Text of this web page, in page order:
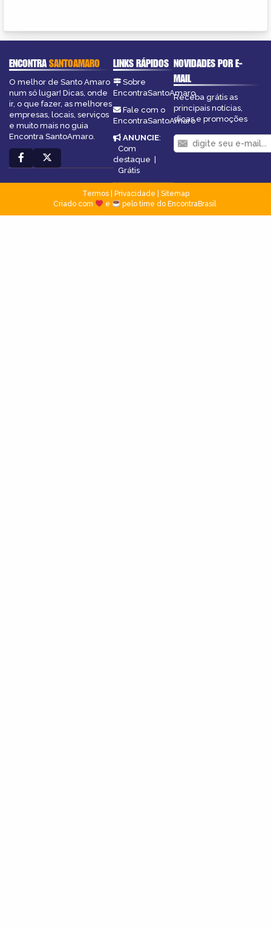
ENCONTRASANTOAMARO
O melhor de Santo Amaro
num só lugar! Dicas, onde
ir, o que fazer, as melhores
empresas, locais, serviços
e muito mais no guia
Encontra SantoAmaro.
LINKS RÁPIDOS
Sobre
EncontraSantoAmaro
Fale com o
EncontraSantoAmaro
ANUNCIE:
Com
destaque |
Grátis
NOVIDADES POR E-
MAIL
Receba grátis as
principais notícias,
dicas e promoções
Termos| Privacidade
Sitemap
Criado com
e pelo time do EncontraBrasil